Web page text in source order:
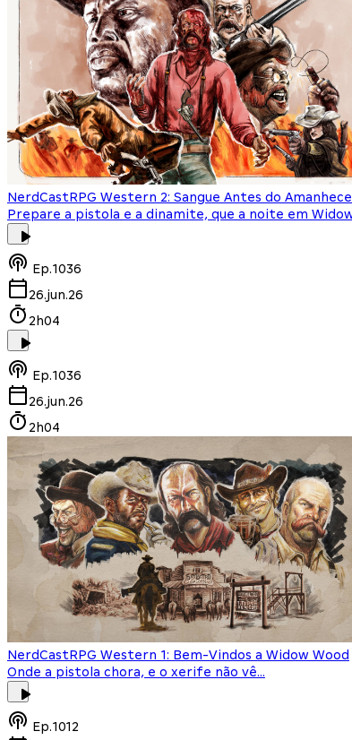
NerdCastRPG Western 2: Sangue Antes do
Prepare a pistola e a dinamite, que a noite em
Ep.1036
26.jun.26
2h04
Ep.1036
26.jun.26
2h04
NerdCastRPG Western 1: Bem-Vindos a Widow Wood
Onde a pistola chora, e o xerife não vê...
Ep.1012